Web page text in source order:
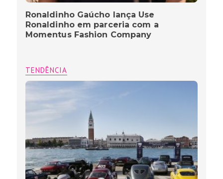
Ronaldinho Gaúcho lança Use
Ronaldinho em parceria com a
Momentus Fashion Company
TENDÊNCIA